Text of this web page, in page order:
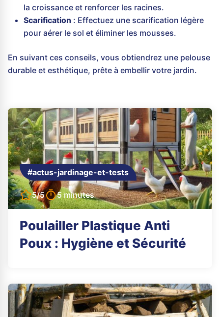
la croissance et renforcer les racines.
Scarification : Effectuez une scarification légère
pour aérer le sol et éliminer les mousses.
En suivant ces conseils, vous obtiendrez une pelouse
durable et esthétique, prête à embellir votre jardin.
#actus-jardinage-et-tests
5/5 5 minutes
Poulailler Plastique Anti
Poux : Hygiène et Sécurité